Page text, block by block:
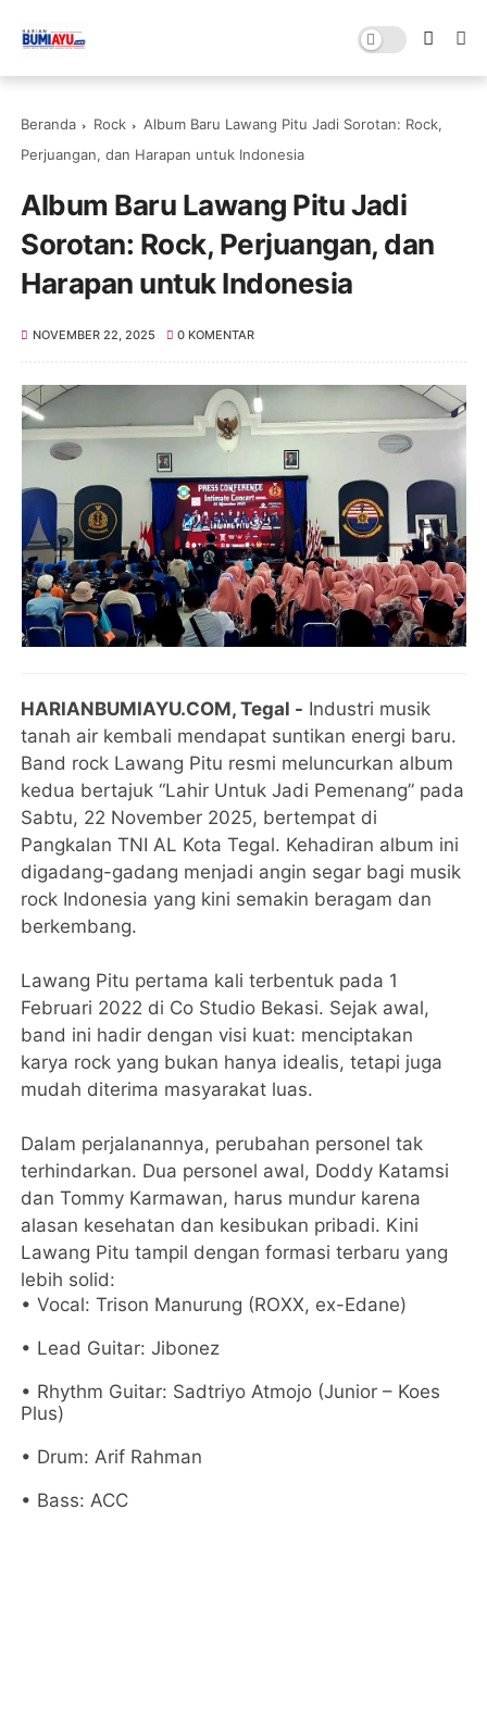
Beranda Rock
Album Baru Lawang Pitu Jadi Sorotan: Rock,
Perjuangan, dan Harapan untuk Indonesia
Album Baru Lawang Pitu Jadi
Sorotan: Rock, Perjuangan, dan
Harapan untuk Indonesia
NOVEMBER 22, 2025 0 KOMENTAR
HARIANBUMIAYU.COM, Tegal - Industri musik
tanah air kembali mendapat suntikan energi baru.
Band rock Lawang Pitu resmi meluncurkan album
kedua bertajuk “Lahir Untuk Jadi Pemenang” pada
Sabtu, 22 November 2025, bertempat di
Pangkalan TNI AL Kota Tegal. Kehadiran album ini
digadang-gadang menjadi angin segar bagi musik
rock Indonesia yang kini semakin beragam dan
berkembang.
Lawang Pitu pertama kali terbentuk pada 1
Februari 2022 di Co Studio Bekasi. Sejak awal,
band ini hadir dengan visi kuat: menciptakan
karya rock yang bukan hanya idealis, tetapi juga
mudah diterima masyarakat luas.
Dalam perjalanannya, perubahan personel tak
terhindarkan. Dua personel awal, Doddy Katamsi
dan Tommy Karmawan, harus mundur karena
alasan kesehatan dan kesibukan pribadi. Kini
Lawang Pitu tampil dengan formasi terbaru yang
lebih solid:
• Vocal: Trison Manurung (ROXX, ex-Edane)
• Lead Guitar: Jibonez
• Rhythm Guitar: Sadtriyo Atmojo (Junior – Koes
Plus)
• Drum: Arif Rahman
• Bass: ACC